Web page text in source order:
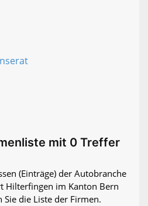
mit 0 Treffer
(Einträge) der Autobranche
Hilterfingen im Kanton Bern
Sie die Liste der Firmen.